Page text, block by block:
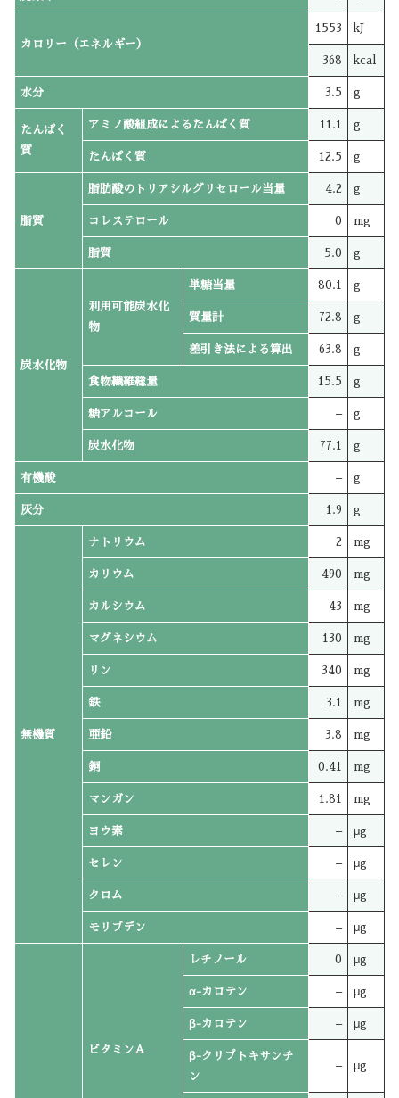
カロリー（エネルギー）
1553 kJ
368 kcal
水分 3.5 g
たんぱく
質
アミノ酸組成によるたんぱく質 11.1 g
たんぱく質 12.5 g
脂質
脂肪酸のトリアシルグリセロール当量 4.2 g
コレステロール 0 mg
脂質 5.0 g
炭水化物
利用可能炭水化
物
単糖当量 80.1 g
質量計 72.8 g
差引き法による算出 63.8 g
食物繊維総量 15.5 g
糖アルコール – g
炭水化物 77.1 g
有機酸 – g
灰分 1.9 g
無機質
ナトリウム 2 mg
カリウム 490 mg
カルシウム 43 mg
マグネシウム 130 mg
リン 340 mg
鉄 3.1 mg
亜鉛 3.8 mg
銅 0.41 mg
マンガン 1.81 mg
ヨウ素 – μg
セレン – μg
クロム – μg
モリブデン – μg
ビタミンA
レチノール 0 μg
α-カロテン – μg
β-カロテン – μg
β-クリプトキサンチ
ン
– μg